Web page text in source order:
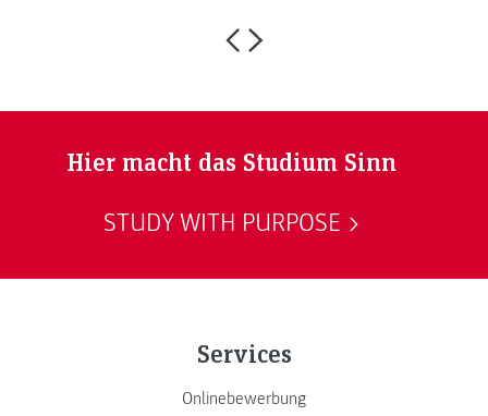
Hier macht das Studium Sinn
STUDY WITH PURPOSE
Services
Onlinebewerbung